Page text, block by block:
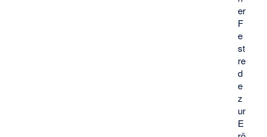
er
F
e
st
re
d
e
z
ur
E